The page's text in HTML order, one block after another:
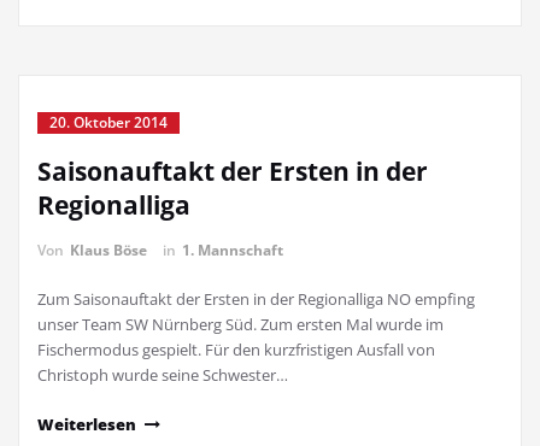
20. Oktober 2014
Saisonauftakt der Ersten in der
Regionalliga
Von Klaus Böse in 1. Mannschaft
Zum Saisonauftakt der Ersten in der Regionalliga NO empfing
unser Team SW Nürnberg Süd. Zum ersten Mal wurde im
Fischermodus gespielt. Für den kurzfristigen Ausfall von
Christoph wurde seine Schwester…
Weiterlesen